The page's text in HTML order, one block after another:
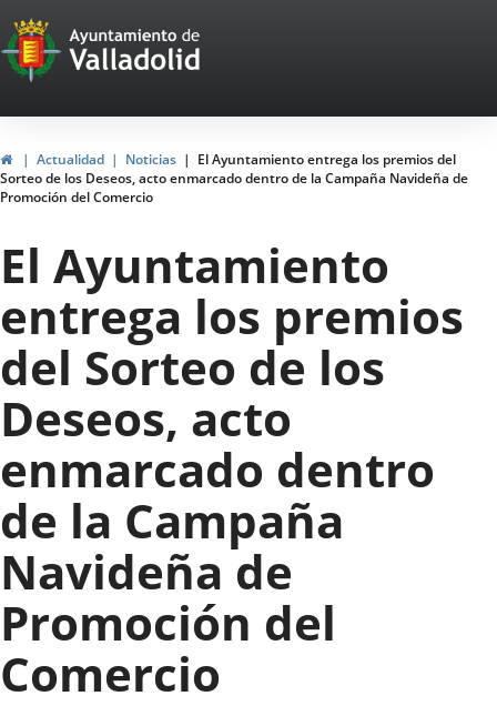
Portal
Web
del
Ayuntamiento
de
Valladolid
HomeActualidad Noticias
El Ayuntamiento entrega los premios del
Sorteo de los Deseos, acto enmarcado dentro de la Campaña Navideña de
Promoción del Comercio
El Ayuntamiento
entrega los premios
del Sorteo de los
Deseos, acto
enmarcado dentro
de la Campaña
Navideña de
Promoción del
Comercio